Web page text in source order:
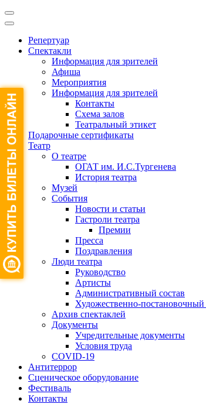
Репертуар
Спектакли
Информация для зрителей
Афиша
Мероприятия
Информация для зрителей
Контакты
Схема залов
Театральный этикет
Подарочные сертификаты
Театр
О театре
ОГАТ им. И.С.Тургенева
История театра
Музей
События
Новости и статьи
Гастроли театра
Премии
Пресса
Поздравления
Люди театра
Руководство
Артисты
Административный состав
Художественно-постановочный
Архив спектаклей
Документы
Учредительные документы
Условия труда
COVID-19
Антитеррор
Сценическое оборудование
Фестиваль
Контакты